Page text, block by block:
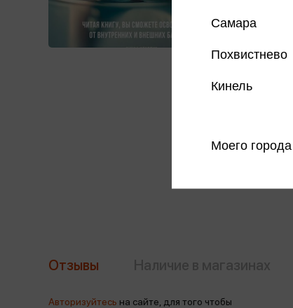
Отзывы
Авторизуйтесь на сайте, для того чтобы
Самара
Похвистнево
Кинель
Моего